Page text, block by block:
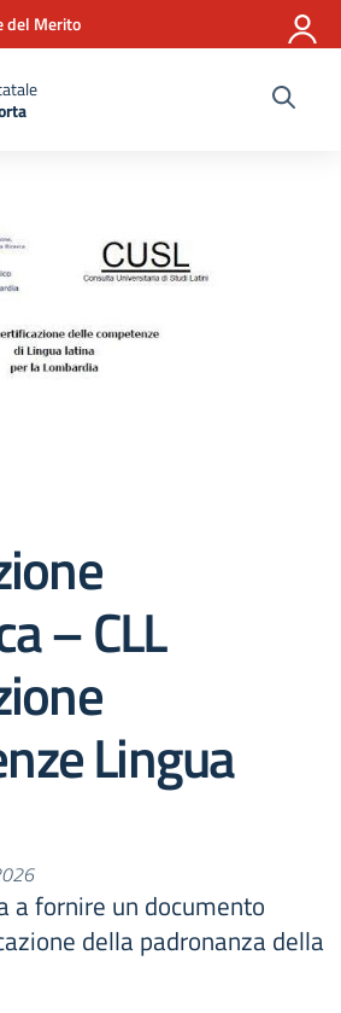
del Merito
– CLL
Lingua
a fornire un documento
della padronanza della